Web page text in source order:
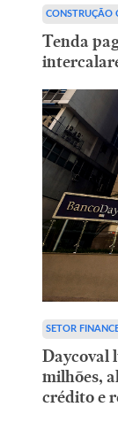
CONSTRUÇÃO
Tenda
SETOR
Daycoval
milhões,
crédito e